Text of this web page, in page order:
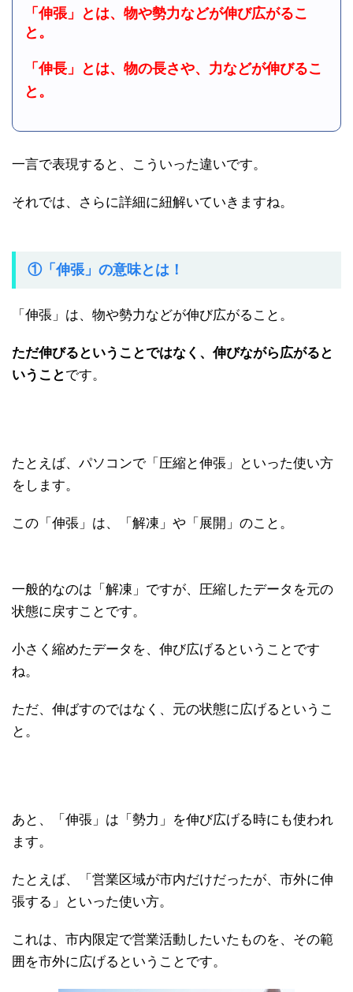
「伸張」とは、物や勢力などが伸び広がるこ
と。
「伸長」とは、物の長さや、力などが伸びるこ
と。
一言で表現すると、こういった違いです。
それでは、さらに詳細に紐解いていきますね。
①「伸張」の意味とは！
「伸張」は、物や勢力などが伸び広がること。
ただ伸びるということではなく、伸びながら広がると
いうことです。
たとえば、パソコンで「圧縮と伸張」といった使い方
をします。
この「伸張」は、「解凍」や「展開」のこと。
一般的なのは「解凍」ですが、圧縮したデータを元の
状態に戻すことです。
小さく縮めたデータを、伸び広げるということです
ね。
ただ、伸ばすのではなく、元の状態に広げるというこ
と。
あと、「伸張」は「勢力」を伸び広げる時にも使われ
ます。
たとえば、「営業区域が市内だけだったが、市外に伸
張する」といった使い方。
これは、市内限定で営業活動したいたものを、その範
囲を市外に広げるということです。